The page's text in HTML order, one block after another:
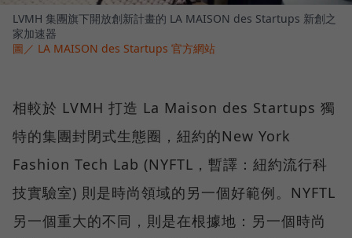
LVMH 集團旗下開放創新計畫的 LA MAISON des Startups 新創之
家加速器
圖／ LA MAISON des Startups 官方網站
相較於 LVMH 打造 La Maison des Startups 獨
特的集團封閉式生態圈，紐約的New York
Fashion Tech Lab (NYFTL，暫譯：紐約流行科
技實驗室) 則是時尚領域的另一個好範例。NYFTL
另一個重大的不同，則是在根據地：另一個時尚